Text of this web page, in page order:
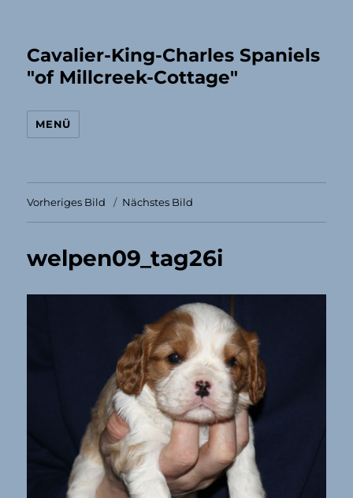
Cavalier-King-Charles Spaniels
"of Millcreek-Cottage"
MENÜ
Vorheriges Bild Nächstes Bild
welpen09_tag26i